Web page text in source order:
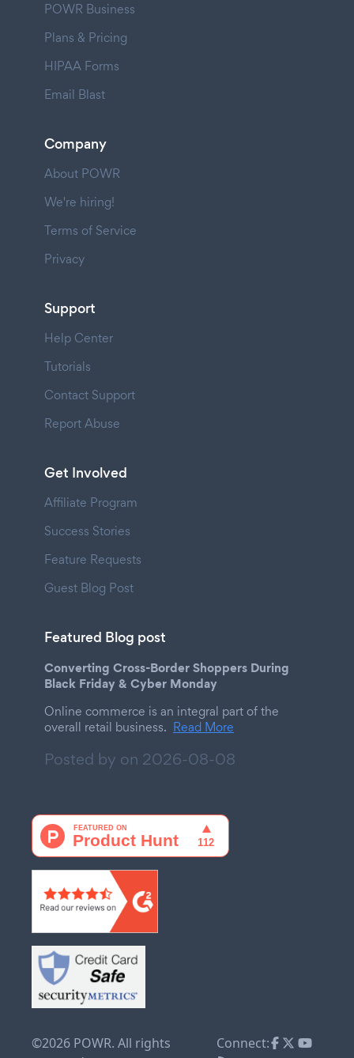
POWR Business
Plans & Pricing
HIPAA Forms
Email Blast
Company
About POWR
We're hiring!
Terms of Service
Privacy
Support
Help Center
Tutorials
Contact Support
Report Abuse
Get Involved
Affiliate Program
Success Stories
Feature Requests
Guest Blog Post
Featured Blog post
Converting Cross-Border Shoppers During
Black Friday & Cyber Monday
Online commerce is an integral part of the
overall retail business. Read More
Posted by on 2026-08-08
©2026 POWR. All rights
Connect: